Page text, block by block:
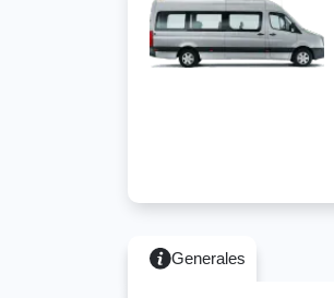
Generales